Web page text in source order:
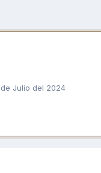
Julio del 2024